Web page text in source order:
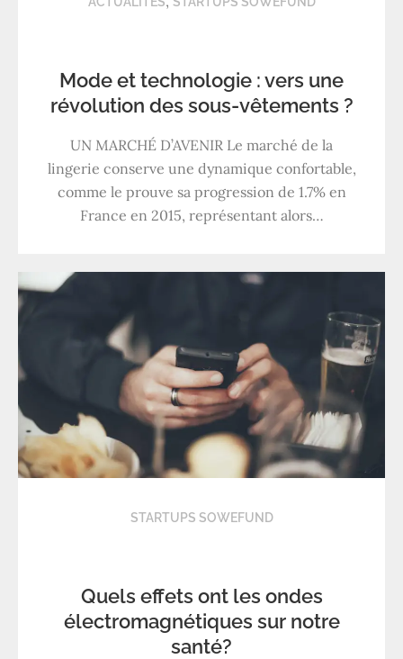
Mode et technologie : vers une
révolution des sous-vêtements ?
UN MARCHÉ D’AVENIR Le marché de la
lingerie conserve une dynamique confortable,
comme le prouve sa progression de 1.7% en
France en 2015, représentant alors…
STARTUPS SOWEFUND
Quels effets ont les ondes
électromagnétiques sur notre
santé?